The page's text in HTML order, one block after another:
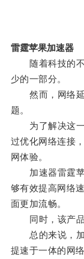
雷霆苹果加速器
随着科技的不
少的一部分。
然而，网络延
题。
为了解决这一
过优化网络连接
网体验。
加速器雷霆苹
够有效提高网络
面更加流畅。
同时，该产品
总的来说，加
提速于一体的网